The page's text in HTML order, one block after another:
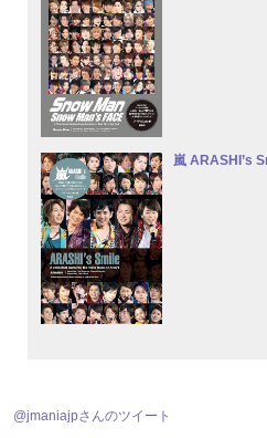
嵐 ARASHI’s
@jmaniajpさんのツイート